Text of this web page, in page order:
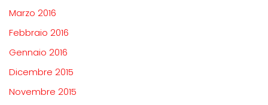
Marzo 2016
Febbraio 2016
Gennaio 2016
Dicembre 2015
Novembre 2015